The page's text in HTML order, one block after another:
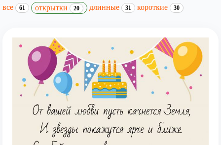
все 61 открытки 20 длинные 31 короткие 30